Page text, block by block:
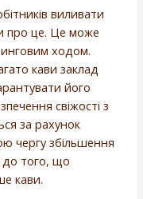
виливати
про це. Це може
ходом.
кави заклад
його
свіжості з
за рахунок
чергу збільшення
до того, що
кави.